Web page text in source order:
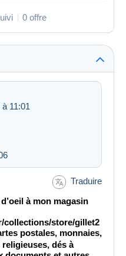
0 offre
11:01
Traduire
à mon magasin
collections/store/gillet2
postales, monnaies,
dés à